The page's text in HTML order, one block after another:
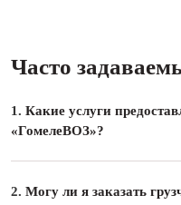
Часто
1. Какие услуги
«ГомелеВОЗ»?
2. Могу ли я заказать